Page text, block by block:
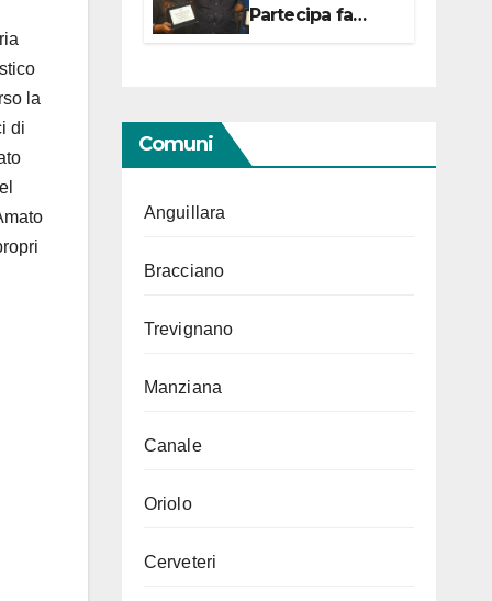
la
di
Partecipa fa
centro con due
Comuni
Anguillara
Bracciano
Trevignano
Manziana
Canale
Oriolo
Cerveteri